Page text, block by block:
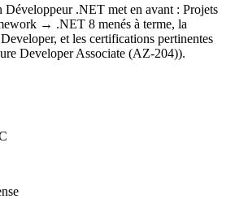
.NET met en avant : Projets
→ .NET 8 menés à terme, la
et les certifications pertinentes
Developer Associate (AZ-204)).